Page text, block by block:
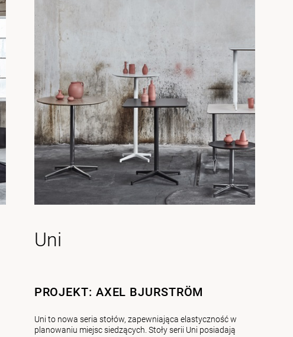
Uni
PROJEKT: AXEL BJURSTRÖM
Uni to nowa seria stołów, zapewniająca elastyczność w
planowaniu miejsc siedzących. Stoły serii Uni posiadają